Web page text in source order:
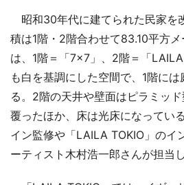
昭和30年代に建てられた民家を
積は1階・2階合わせて83.10平方
は、1階＝「7×7」、2階＝「
も白を基調にした空間で、1階に
る。2階の天井や壁面はピラミッ
覆ったほか、床は光床になってい
イン監修や「LAILA TOKIO」のイ
ーティスト木村浩一郎さんが担当し